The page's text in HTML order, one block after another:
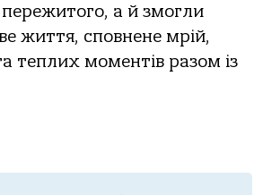
пережитого, а й змогли
життя, сповнене мрій,
теплих моментів разом із